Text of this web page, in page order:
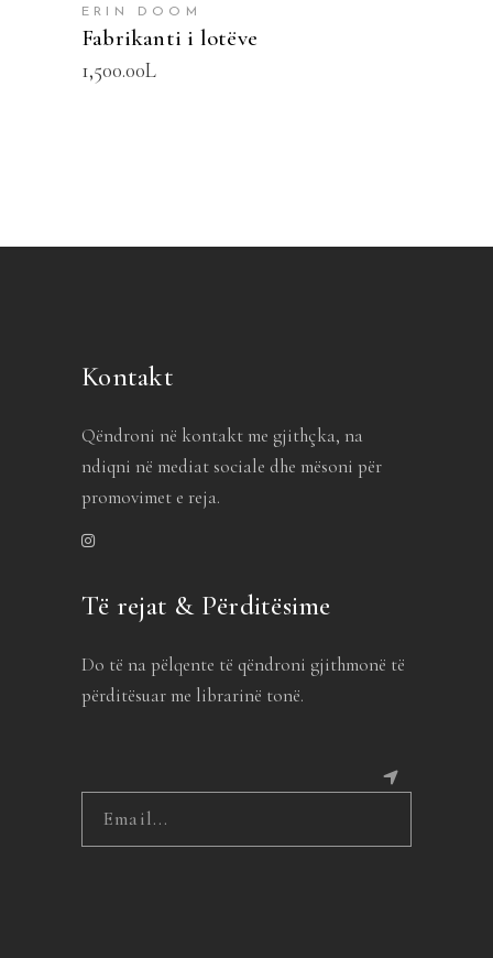
ERIN DOOM
Fabrikanti i lotëve
1,500.00L
Kontakt
Qëndroni në kontakt me gjithçka, na
ndiqni në mediat sociale dhe mësoni për
promovimet e reja.
Të rejat & Përditësime
Do të na pëlqente të qëndroni gjithmonë të
përditësuar me librarinë tonë.